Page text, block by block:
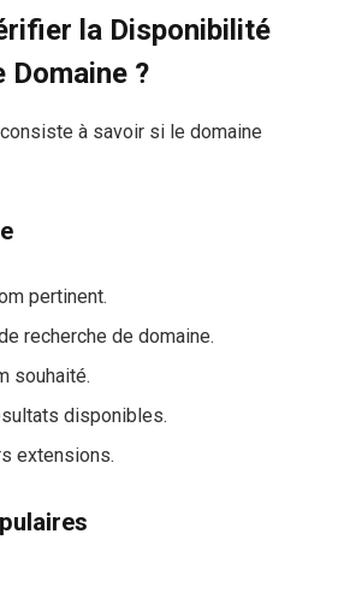
la Disponibilité
Domaine ?
à savoir si le domaine
pertinent.
recherche de domaine.
souhaité.
disponibles.
extensions.